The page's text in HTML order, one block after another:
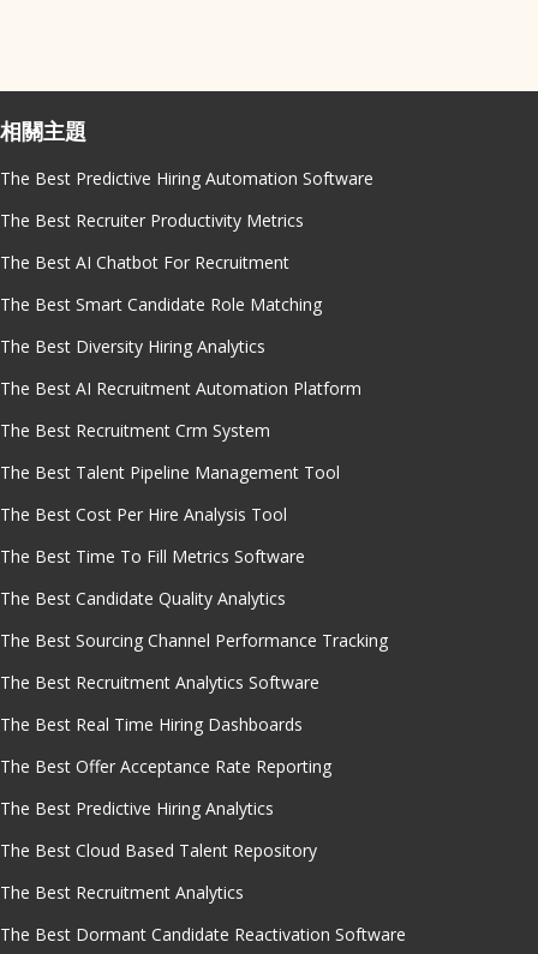
相關主題
The Best Predictive Hiring Automation Software
The Best Recruiter Productivity Metrics
The Best AI Chatbot For Recruitment
The Best Smart Candidate Role Matching
The Best Diversity Hiring Analytics
The Best AI Recruitment Automation Platform
The Best Recruitment Crm System
The Best Talent Pipeline Management Tool
The Best Cost Per Hire Analysis Tool
The Best Time To Fill Metrics Software
The Best Candidate Quality Analytics
The Best Sourcing Channel Performance Tracking
The Best Recruitment Analytics Software
The Best Real Time Hiring Dashboards
The Best Offer Acceptance Rate Reporting
The Best Predictive Hiring Analytics
The Best Cloud Based Talent Repository
The Best Recruitment Analytics
The Best Dormant Candidate Reactivation Software